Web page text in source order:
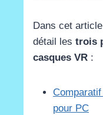
Dans cet
détail les trois
casques VR :
pour PC